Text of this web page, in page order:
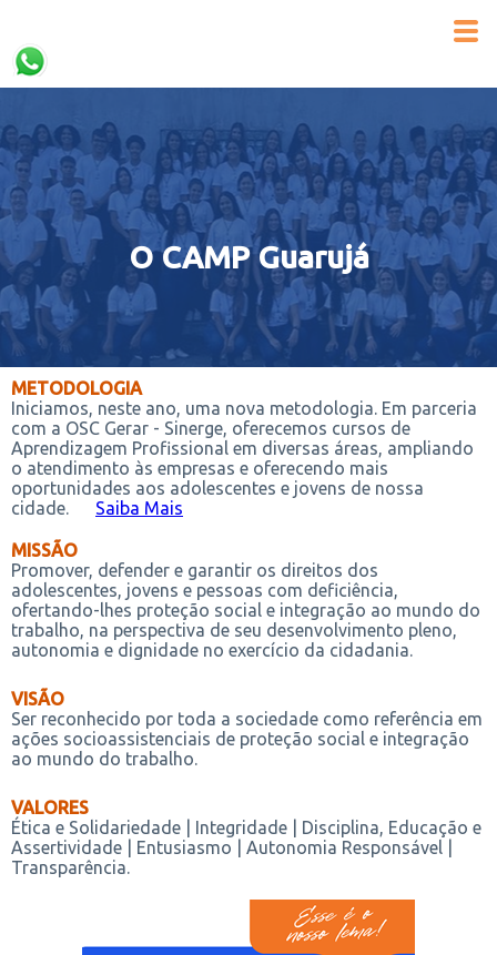
O CAMP Guarujá
METODOLOGIA
Iniciamos, neste ano, uma nova metodologia. Em parceria
com a OSC Gerar - Sinerge, oferecemos cursos de
Aprendizagem Profissional em diversas áreas, ampliando
o atendimento às empresas e oferecendo mais
oportunidades aos adolescentes e jovens de nossa
cidade.
Saiba Mais
MISSÃO
Promover, defender e garantir os direitos dos
adolescentes, jovens e pessoas com deficiência,
ofertando-lhes proteção social e integração ao mundo do
trabalho, na perspectiva de seu desenvolvimento pleno,
autonomia e dignidade no exercício da cidadania.
VISÃO
Ser reconhecido por toda a sociedade como referência em
ações socioassistenciais de proteção social e integração
ao mundo do trabalho.
VALORES
Ética e Solidariedade | Integridade | Disciplina, Educação e
Assertividade | Entusiasmo | Autonomia Responsável |
Transparência.